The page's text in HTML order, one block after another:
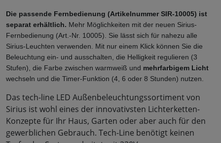
Die passende Fernbedienung (Artikelnummer SIR-10005) ist
separat erhältlich. Mehr Möglichkeiten mit der neuen Sirius-
Fernbedienung (Art.-Nr. 10005). Sie lässt sich für nahezu alle
Sirius-Leuchten verwenden. Mit nur einem Klick können Sie die
Beleuchtung ein- und ausschalten, die Helligkeit regulieren (3
Stufen), die Farbe zwischen warmweiß und mehrfarbigem Licht
wechseln und die Timer-Funktion (4, 6 oder 8 Stunden) nutzen.
Das tech-line LED Außenbeleuchtungssortiment von
Sirius ist wohl eines der innovativsten Lichterketten-
Konzepte für Ihr Haus, Garten oder aber auch für den
gewerblichen Gebrauch. Tech-Line benötigt keinen